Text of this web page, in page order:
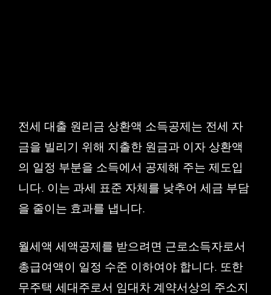
전세 대출 원리금 상환액 소득공제는 전세 자
금을 빌리기 위해 지출한 원금과 이자 상환액
의 일정 부분을 소득에서 공제해 주는 제도입
니다. 이는 과세 표준 자체를 낮추어 세금 부담
을 줄이는 효과를 냅니다.
월세액 세액공제를 받으려면 근로소득자로서
총급여액이 일정 수준 이하여야 합니다. 또한
무주택 세대주로서 임대차 계약서상의 주소지